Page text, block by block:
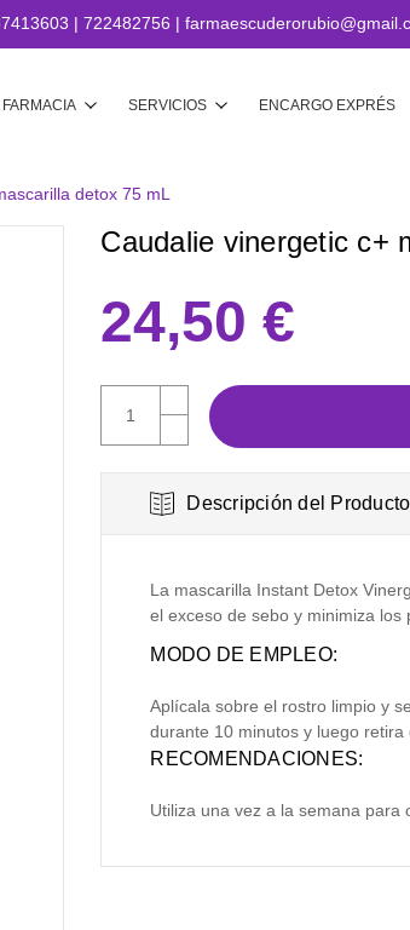
| 722482756 |
FARMACIA SERVICIOS ENCARGO EXPRÉS
detox 75 mL
Caudalie vinergetic c+
24,50 €
AUMENTAR
CANTIDAD:
DISMINUIR
CANTIDAD:
Descripción del Producto
La mascarilla Instant Detox
el exceso de sebo y minimiza los
MODO DE EMPLEO:
Aplícala sobre el rostro limpio y
durante 10 minutos y luego retira
RECOMENDACIONES:
Utiliza una vez a la semana para